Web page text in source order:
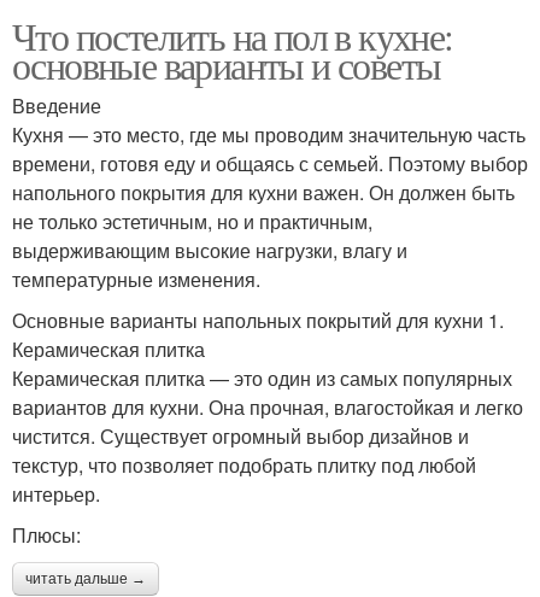
Что постелить на пол в кухне:
основные варианты и советы
Введение
Кухня — это место, где мы проводим значительную часть
времени, готовя еду и общаясь с семьей. Поэтому выбор
напольного покрытия для кухни важен. Он должен быть
не только эстетичным, но и практичным,
выдерживающим высокие нагрузки, влагу и
температурные изменения.
Основные варианты напольных покрытий для кухни 1.
Керамическая плитка
Керамическая плитка — это один из самых популярных
вариантов для кухни. Она прочная, влагостойкая и легко
чистится. Существует огромный выбор дизайнов и
текстур, что позволяет подобрать плитку под любой
интерьер.
Плюсы:
читать дальше →